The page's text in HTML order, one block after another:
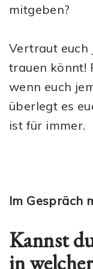
mitgeben?
Vertraut euch
trauen könnt!
wenn euch
überlegt es
ist für immer.
Im Gespräch
Kannst
in